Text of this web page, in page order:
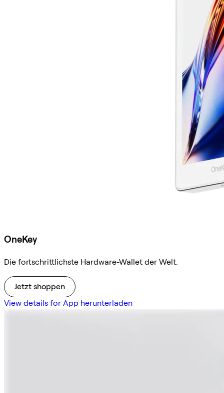
OneKey
Die fortschrittlichste Hardware-Wallet der Welt.
Jetzt shoppen
View details for App herunterladen